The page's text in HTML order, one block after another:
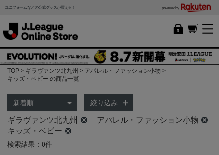
ユニフォームなどの公式グッズが買える！ powered by
TOP ギラヴァンツ北九州
アパレル・ファッション小物
キッズ・ベビー の商品一覧
絞り込み
ギラヴァンツ北九州
アパレル・ファッション小物
キッズ・ベビー
検索結果：0件